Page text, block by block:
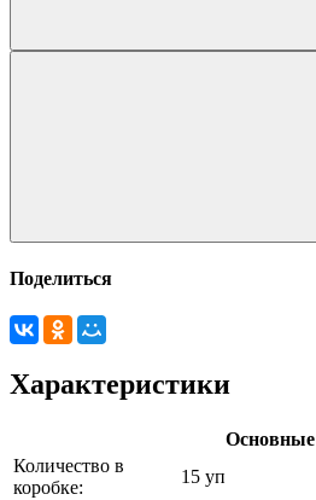
Поделиться
Характеристики
Основные
Количество в
коробке:
15 уп